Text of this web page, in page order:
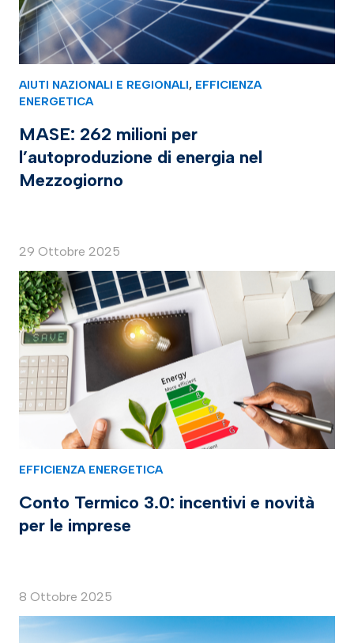
AIUTI NAZIONALI E REGIONALI, EFFICIENZA
ENERGETICA
MASE: 262 milioni per
l’autoproduzione di energia nel
Mezzogiorno
29 Ottobre 2025
EFFICIENZA ENERGETICA
Conto Termico 3.0: incentivi e novità
per le imprese
8 Ottobre 2025